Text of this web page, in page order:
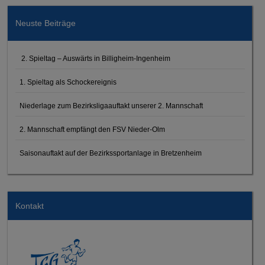
Neuste Beiträge
2. Spieltag – Auswärts in Billigheim-Ingenheim
1. Spieltag als Schockereignis
Niederlage zum Bezirksligaauftakt unserer 2. Mannschaft
2. Mannschaft empfängt den FSV Nieder-Olm
Saisonauftakt auf der Bezirkssportanlage in Bretzenheim
Kontakt